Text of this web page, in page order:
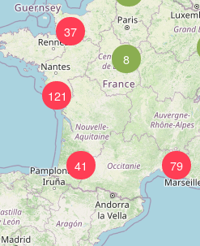
8
37
79
121
41